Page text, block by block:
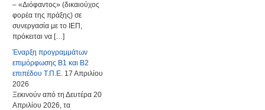
– «Διόφαντος» (δικαιούχος
φορέα της πράξης) σε
συνεργασία με το ΙΕΠ,
πρόκειται να […]
Έναρξη προγραμμάτων
επιμόρφωσης Β1 και Β2
επιπέδου Τ.Π.Ε. 17 Απριλίου
2026
Ξεκινούν από τη Δευτέρα 20
Απριλίου 2026, τα